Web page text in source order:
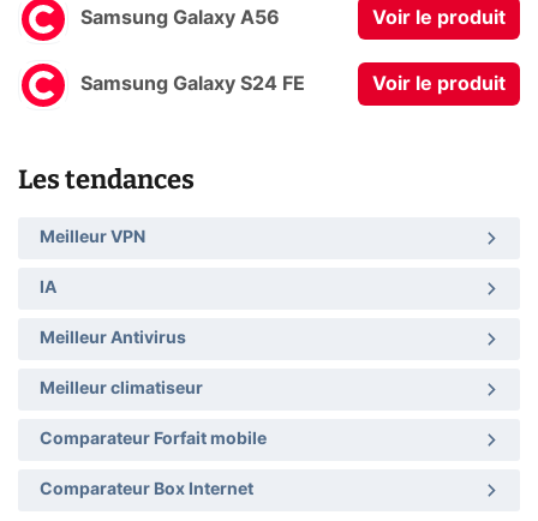
Samsung Galaxy A56 Voir le produit
Samsung Galaxy S24 FE Voir le produit
Les tendances
Meilleur VPN
IA
Meilleur Antivirus
Meilleur climatiseur
Comparateur Forfait mobile
Comparateur Box Internet